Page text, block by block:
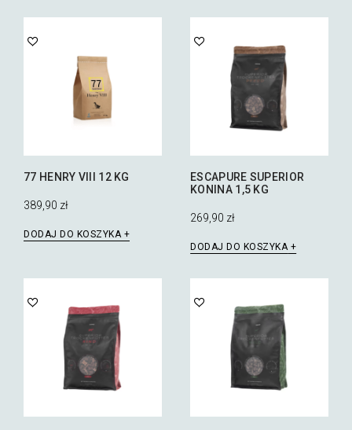
można
wybrać
na
Opcje
można
wybrać
na
stronie
produktu
77 HENRY VIII 12 KG
389,90 zł
DODAJ DO KOSZYKA
ESCAPURE SUPERIOR
KONINA 1,5 KG
269,90 zł
DODAJ DO KOSZYKA